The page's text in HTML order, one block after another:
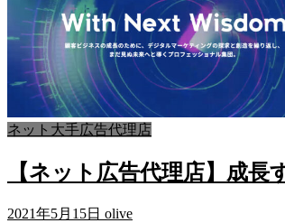
ネット大手広告代理店
【ネット広告代理店】成
2021年5月15日 olive